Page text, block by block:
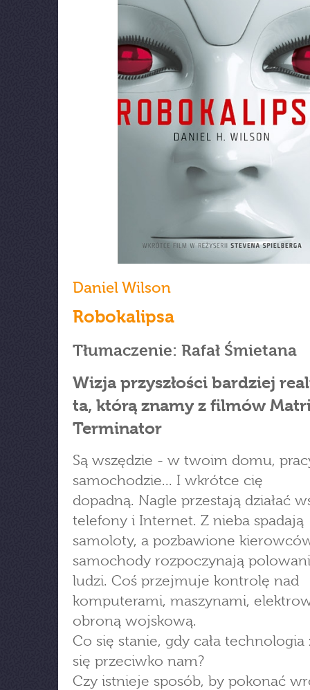
Daniel Wilson
Robokalipsa
Tłumaczenie: Rafał Śmietana
Wizja przyszłości bardziej
ta, którą znamy z filmów
Terminator
Są wszędzie - w twoim domu,
samochodzie... I wkrótce cię
dopadną. Nagle przestają działać
telefony i Internet. Z nieba spadają
samoloty, a pozbawione
samochody rozpoczynają
ludzi. Coś przejmuje kontrolę nad
komputerami, maszynami,
obroną wojskową.
Co się stanie, gdy cała
się przeciwko nam?
Czy istnieje sposób, by pokonać